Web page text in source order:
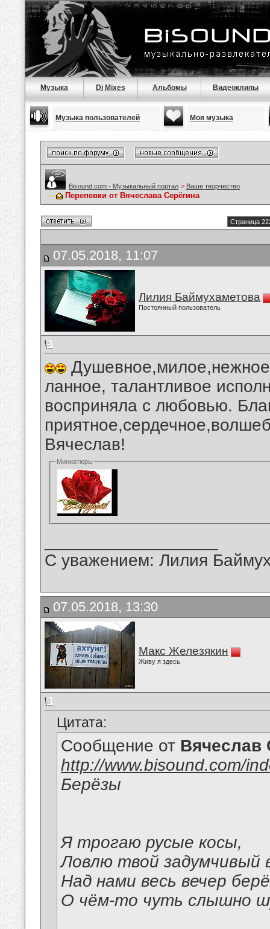
Музыка Dj Mixes Альбомы Видеоклипы
Музыка пользователей Моя музыка
Bisound.com - Музыкальный портал > Ваше творчество
Перепевки от Вячеслава Серёгина
Страница
07.05.2018, 11:07
Лилия Баймухаметова
Постоянный пользователь
ланное, талантливое
восприняла с любовью.
Вячеслав!
Миниатюры
С уважением: Лилия
07.05.2018, 13:30
Макс Железякин
Живу я здесь
Цитата:
Сообщение от Вячеслав
http://www.bisound.com/
Берёзы
Я трогаю русые косы,
Ловлю твой задумчивый
Над нами весь вечер
О чём-то чуть слышно